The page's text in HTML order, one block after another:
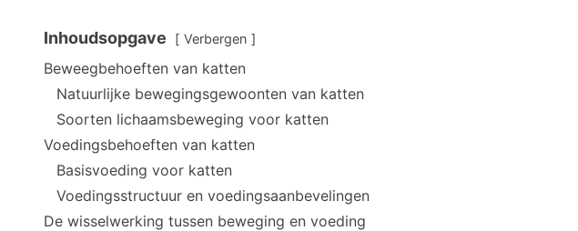
Inhoudsopgave Verbergen
Beweegbehoeften van katten
Natuurlijke bewegingsgewoonten van katten
Soorten lichaamsbeweging voor katten
Voedingsbehoeften van katten
Basisvoeding voor katten
Voedingsstructuur en voedingsaanbevelingen
De wisselwerking tussen beweging en voeding